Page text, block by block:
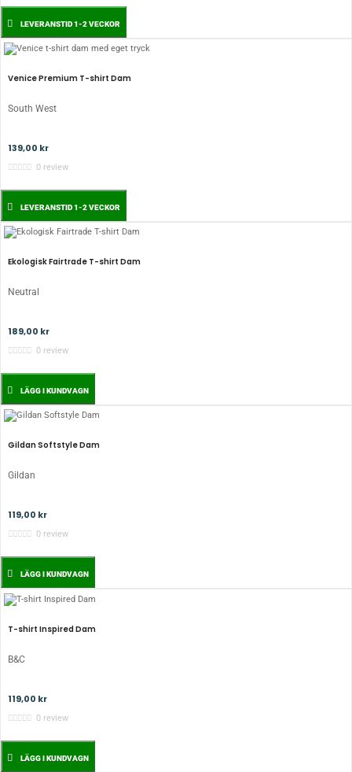
LEVERANSTID 1-2 VECKOR
Venice Premium T-shirt Dam
South West
139,00 kr
0 review
LEVERANSTID 1-2 VECKOR
Ekologisk Fairtrade T-shirt Dam
Neutral
189,00 kr
0 review
LÄGG I KUNDVAGN
Gildan Softstyle Dam
Gildan
119,00 kr
0 review
LÄGG I KUNDVAGN
T-shirt Inspired Dam
B&C
119,00 kr
0 review
LÄGG I KUNDVAGN